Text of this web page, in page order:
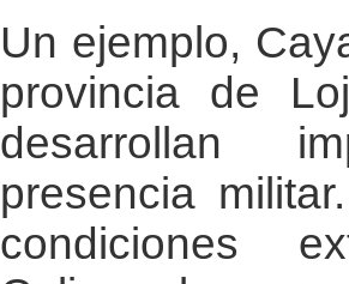
Un ejemplo,
provincia de
desarrollan
presencia
condiciones